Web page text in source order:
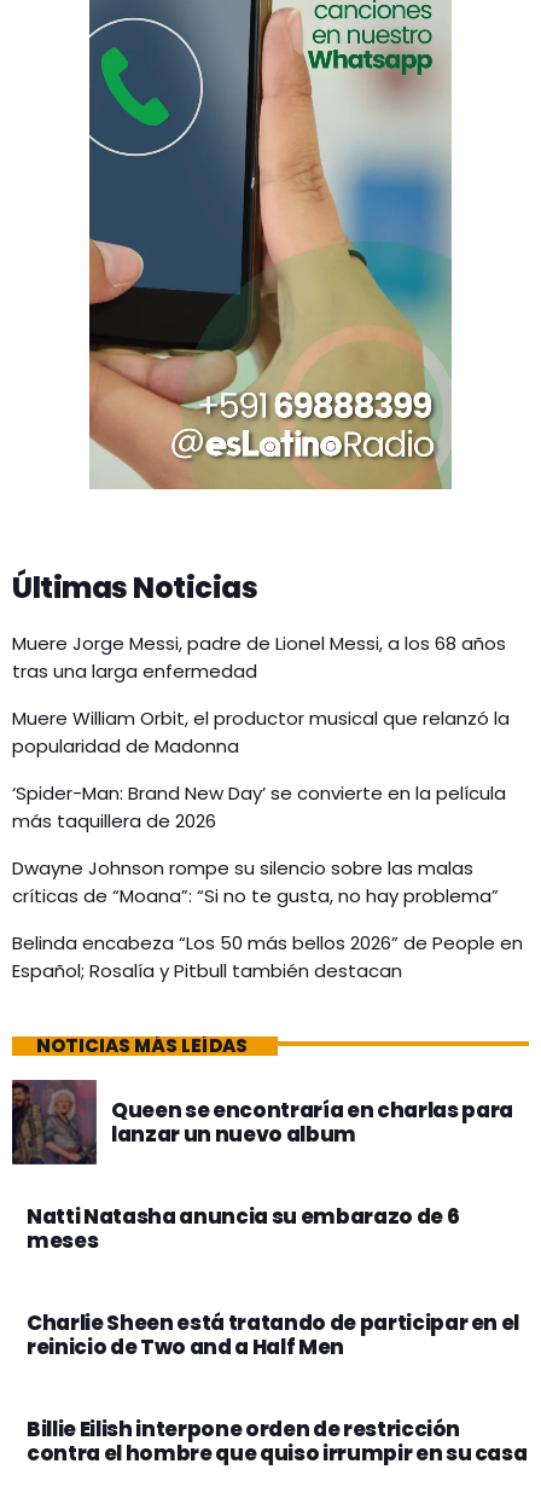
Últimas Noticias
Muere Jorge Messi, padre de Lionel Messi, a los 68 años
tras una larga enfermedad
Muere William Orbit, el productor musical que relanzó la
popularidad de Madonna
‘Spider-Man: Brand New Day’ se convierte en la película
más taquillera de 2026
Dwayne Johnson rompe su silencio sobre las malas
críticas de “Moana”: “Si no te gusta, no hay problema”
Belinda encabeza “Los 50 más bellos 2026” de People en
Español; Rosalía y Pitbull también destacan
NOTICIAS MÁS LEÍDAS
Queen se encontraría en charlas para
lanzar un nuevo album
Natti Natasha anuncia su embarazo de 6
meses
Charlie Sheen está tratando de participar en el
reinicio de Two and a Half Men
Billie Eilish interpone orden de restricción
contra el hombre que quiso irrumpir en su casa